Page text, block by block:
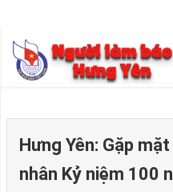
Hưng Yên: Gặp
nhân Kỷ niệm 100